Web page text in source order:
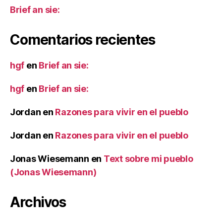
Brief an sie:
Comentarios recientes
hgf en Brief an sie:
hgf en Brief an sie:
Jordan en Razones para vivir en el pueblo
Jordan en Razones para vivir en el pueblo
Jonas Wiesemann en Text sobre mi pueblo
(Jonas Wiesemann)
Archivos